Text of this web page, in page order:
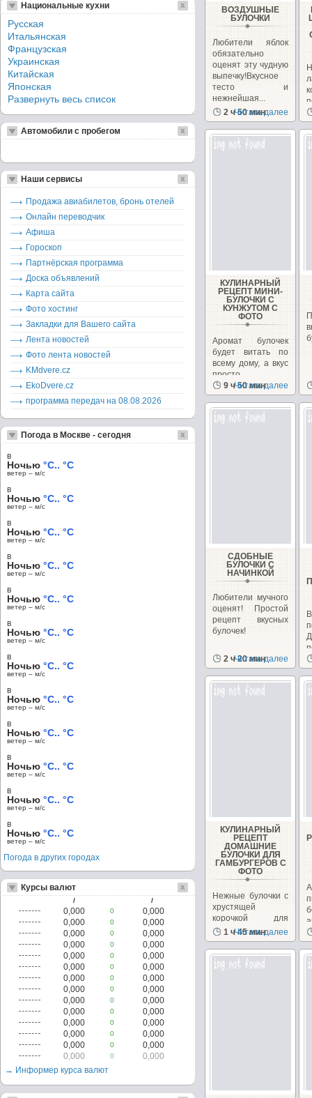
ВОЗДУШНЫЕ
БУЛОЧКИ
Любители яблок
обязательно
оценят эту чудную
выпечку!Вкусное
тесто и
нежнейшая...
2 ч 50 мин
Читать далее
КУЛИНАРНЫЙ
РЕЦЕПТ МИНИ-
БУЛОЧКИ С
КУНЖУТОМ С
ФОТО
Аромат булочек
будет витать по
всему дому, а вкус
просто
несравним.Вкусно....
9 ч 50 мин
Читать далее
СДОБНЫЕ
БУЛОЧКИ С
НАЧИНКОЙ
Любители мучного
оценят! Простой
рецепт вкусных
булочек!
2 ч 20 мин
Читать далее
КУЛИНАРНЫЙ
РЕЦЕПТ
ДОМАШНИЕ
БУЛОЧКИ ДЛЯ
ГАМБУРГЕРОВ С
ФОТО
Нежные булочки с
хрустящей
корочкой для
твоего стола!
Булочки
получаются...
1 ч 45 мин
Читать далее
Национальные кухни
Русская
Итальянская
Французская
Украинская
Китайская
Японская
Развернуть весь список
Автомобили с пробегом
Наши сервисы
Продажа авиабилетов, бронь отелей
Онлайн переводчик
Афиша
Гороскоп
Партнёрская программа
Доска объявлений
Карта сайта
Фото хостинг
Закладки для Вашего сайта
Лента новостей
Фото лента новостей
KMdvere.cz
EkoDvere.cz
программа передач на 08.08.2026
Погода в Москве - сегодня
в
Ночью °C.. °C
ветер – м/c
в
Ночью °C.. °C
ветер – м/c
в
Ночью °C.. °C
ветер – м/c
в
Ночью °C.. °C
ветер – м/c
в
Ночью °C.. °C
ветер – м/c
в
Ночью °C.. °C
ветер – м/c
в
Ночью °C.. °C
ветер – м/c
в
Ночью °C.. °C
ветер – м/c
в
Ночью °C.. °C
ветер – м/c
в
Ночью °C.. °C
ветер – м/c
в
Ночью °C.. °C
ветер – м/c
в
Ночью °C.. °C
ветер – м/c
Погода в других городах
Курсы валют
/ /
0,000 0
0,000
0,000
0
0,000
0,000
0
0,000
0,000
0
0,000
0,000
0
0,000
0,000
0
0,000
0,000
0
0,000
0,000
0
0,000
0,000
0
0,000
0,000
0
0,000
0,000
0
0,000
0,000
0
0,000
0,000
0
0,000
0,000
0
0,000
→ Информер курса валют